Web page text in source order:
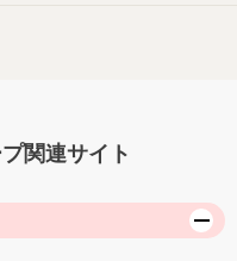
関連サイト